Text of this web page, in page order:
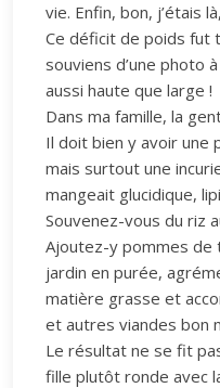
vie. Enfin, bon, j’étais
Ce déficit de poids fut
souviens d’une photo
aussi haute que large !
Dans ma famille, la
Il doit bien y avoir une
mais surtout une
mangeait glucidique,
Souvenez-vous du riz
Ajoutez-y pommes
jardin en purée,
matière grasse et
et autres viandes bon
Le résultat ne se fit
fille plutôt ronde avec